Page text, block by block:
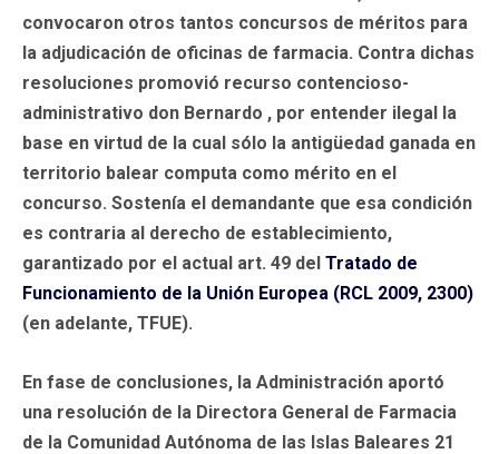
convocaron otros tantos concursos de méritos para
la adjudicación de oficinas de farmacia. Contra dichas
resoluciones promovió recurso contencioso-
administrativo don Bernardo , por entender ilegal la
base en virtud de la cual sólo la antigüedad ganada en
territorio balear computa como mérito en el
concurso. Sostenía el demandante que esa condición
es contraria al derecho de establecimiento,
garantizado por el actual art. 49 del Tratado de
Funcionamiento de la Unión Europea (RCL 2009, 2300)
(en adelante, TFUE).
En fase de conclusiones, la Administración aportó
una resolución de la Directora General de Farmacia
de la Comunidad Autónoma de las Islas Baleares 21